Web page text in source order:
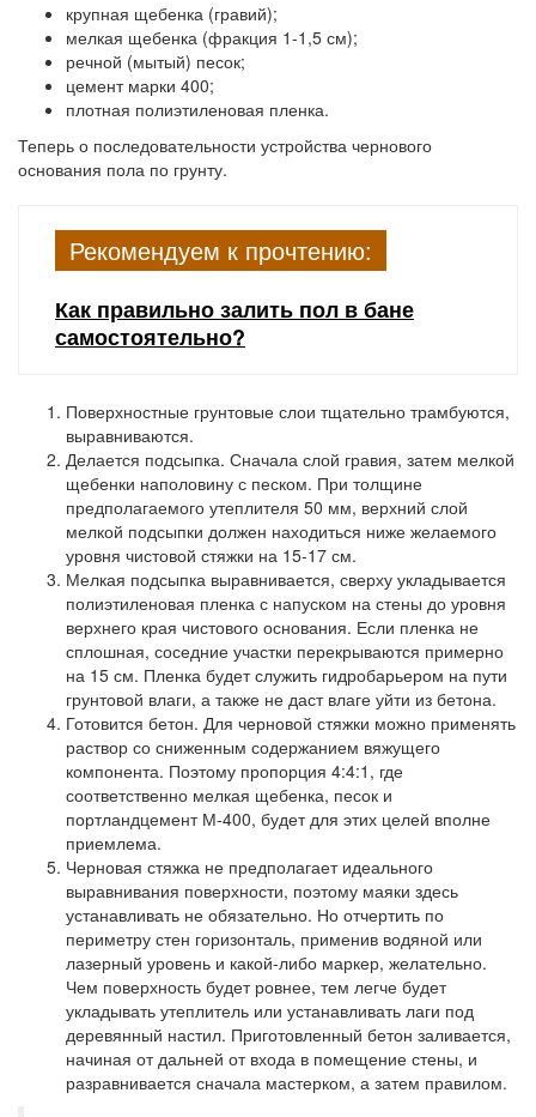
крупная щебенка (гравий);
мелкая щебенка (фракция 1-1,5 см);
речной (мытый) песок;
цемент марки 400;
плотная полиэтиленовая пленка.
Теперь о последовательности устройства чернового
основания пола по грунту.
Рекомендуем к прочтению:
Как правильно залить пол в бане
самостоятельно?
Поверхностные грунтовые слои тщательно трамбуются,
выравниваются.
Делается подсыпка. Сначала слой гравия, затем мелкой
щебенки наполовину с песком. При толщине
предполагаемого утеплителя 50 мм, верхний слой
мелкой подсыпки должен находиться ниже желаемого
уровня чистовой стяжки на 15-17 см.
Мелкая подсыпка выравнивается, сверху укладывается
полиэтиленовая пленка с напуском на стены до уровня
верхнего края чистового основания. Если пленка не
сплошная, соседние участки перекрываются примерно
на 15 см. Пленка будет служить гидробарьером на пути
грунтовой влаги, а также не даст влаге уйти из бетона.
Готовится бетон. Для черновой стяжки можно применять
раствор со сниженным содержанием вяжущего
компонента. Поэтому пропорция 4:4:1, где
соответственно мелкая щебенка, песок и
портландцемент М-400, будет для этих целей вполне
приемлема.
Черновая стяжка не предполагает идеального
выравнивания поверхности, поэтому маяки здесь
устанавливать не обязательно. Но отчертить по
периметру стен горизонталь, применив водяной или
лазерный уровень и какой-либо маркер, желательно.
Чем поверхность будет ровнее, тем легче будет
укладывать утеплитель или устанавливать лаги под
деревянный настил. Приготовленный бетон заливается,
начиная от дальней от входа в помещение стены, и
разравнивается сначала мастерком, а затем правилом.